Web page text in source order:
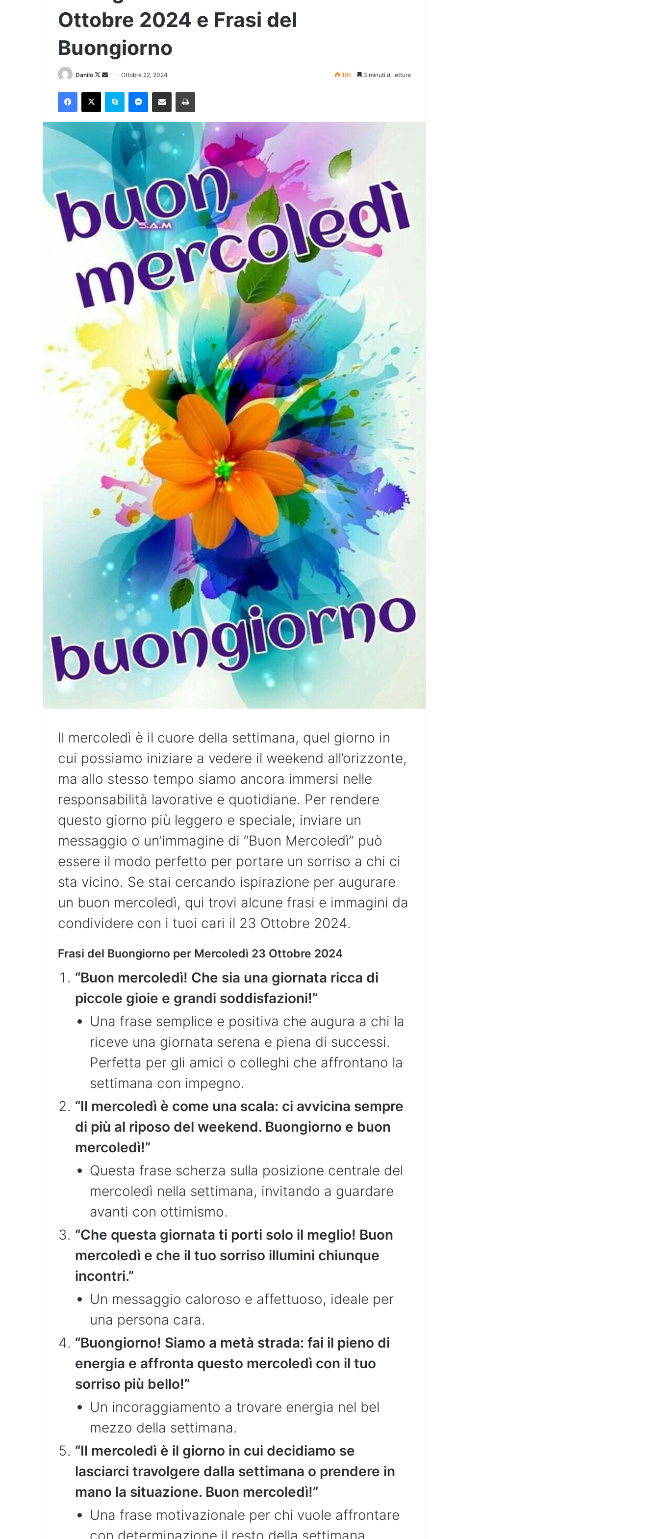
Ottobre 2024 e Frasi del
Buongiorno
Danilo Ottobre 22, 2024 185 3 minuti di lettura
Il mercoledì è il cuore della settimana, quel giorno in
cui possiamo iniziare a vedere il weekend all’orizzonte,
ma allo stesso tempo siamo ancora immersi nelle
responsabilità lavorative e quotidiane. Per rendere
questo giorno più leggero e speciale, inviare un
messaggio o un’immagine di “Buon Mercoledì” può
essere il modo perfetto per portare un sorriso a chi ci
sta vicino. Se stai cercando ispirazione per augurare
un buon mercoledì, qui trovi alcune frasi e immagini da
condividere con i tuoi cari il 23 Ottobre 2024.
Frasi del Buongiorno per Mercoledì 23 Ottobre 2024
“Buon mercoledì! Che sia una giornata ricca di
piccole gioie e grandi soddisfazioni!”
Una frase semplice e positiva che augura a chi la
riceve una giornata serena e piena di successi.
Perfetta per gli amici o colleghi che affrontano la
settimana con impegno.
“Il mercoledì è come una scala: ci avvicina sempre
di più al riposo del weekend. Buongiorno e buon
mercoledì!”
Questa frase scherza sulla posizione centrale del
mercoledì nella settimana, invitando a guardare
avanti con ottimismo.
“Che questa giornata ti porti solo il meglio! Buon
mercoledì e che il tuo sorriso illumini chiunque
incontri.”
Un messaggio caloroso e affettuoso, ideale per
una persona cara.
“Buongiorno! Siamo a metà strada: fai il pieno di
energia e affronta questo mercoledì con il tuo
sorriso più bello!”
Un incoraggiamento a trovare energia nel bel
mezzo della settimana.
“Il mercoledì è il giorno in cui decidiamo se
lasciarci travolgere dalla settimana o prendere in
mano la situazione. Buon mercoledì!”
Una frase motivazionale per chi vuole affrontare
con determinazione il resto della settimana.